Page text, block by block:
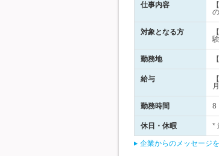
仕事内容
対象となる方
勤務地
給与
勤務時間 8
休日・休暇 *
企業からのメッセージ